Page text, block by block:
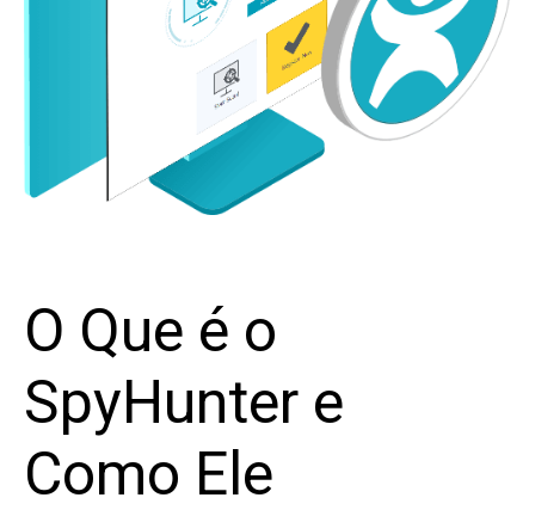
O Que é o
SpyHunter e
Como Ele